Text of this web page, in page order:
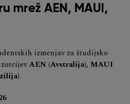
mrež AEN, MAUI,
izmenjav za študijsko
AEN (Avstralija), MAUI
.